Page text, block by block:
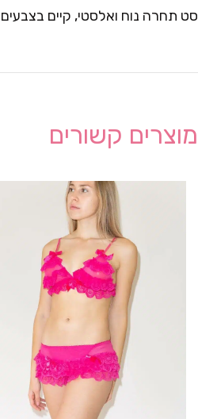
סט תחרה נוח ואלסטי, קיים בצבעים
מוצרים קשורים